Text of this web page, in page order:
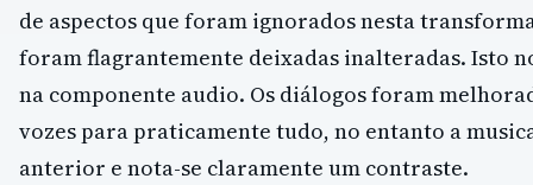
de aspectos que foram ignorados nesta
foram flagrantemente deixadas inalteradas. Isto
na componente audio. Os diálogos foram
vozes para praticamente tudo, no entanto a
anterior e nota-se claramente um contraste.